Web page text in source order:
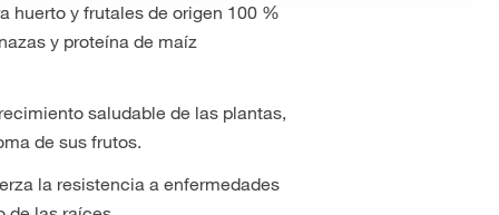
huerto y frutales de origen 100 %
y proteína de maíz
saludable de las plantas,
de sus frutos.
la resistencia a enfermedades